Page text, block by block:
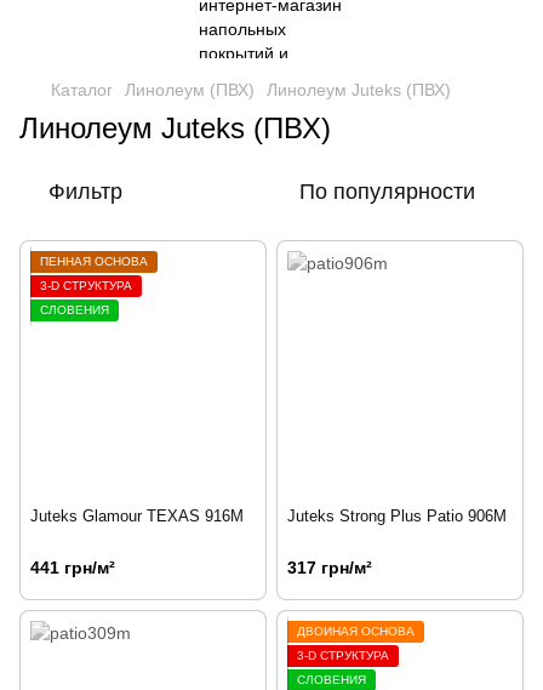
Каталог Линолеум (ПВХ) Линолеум Juteks (ПВХ)
Линолеум Juteks (ПВХ)
Фильтр По популярности
ПЕННАЯ ОСНОВА
3-D СТРУКТУРА
СЛОВЕНИЯ
Juteks Glamour TEXAS 916M
441 грн/м²
Juteks Strong Plus Patio 906M
317 грн/м²
ДВОЙНАЯ ОСНОВА
3-D СТРУКТУРА
СЛОВЕНИЯ